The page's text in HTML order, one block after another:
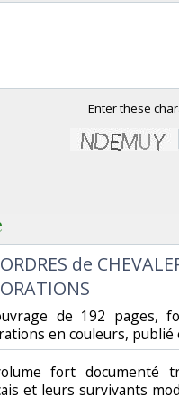
Enter these
de
de 192 pages,
en couleurs, publié
fort documenté
et leurs survivants